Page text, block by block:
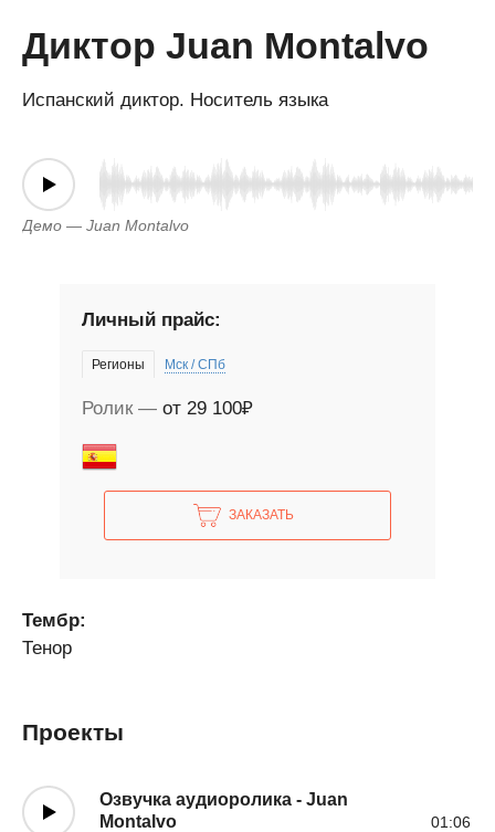
Диктор Juan Montalvo
Испанский диктор. Носитель языка
Демо — Juan Montalvo
Личный прайс:
Регионы Мск / СПб
Ролик от 29 100₽
ЗАКАЗАТЬ
Тембр:
Тенор
Проекты
Озвучка аудиоролика - Juan
Montalvo
01:06